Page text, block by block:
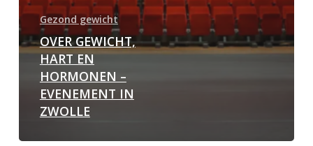
Gezond gewicht
OVER GEWICHT,
HART EN
HORMONEN –
EVENEMENT IN
ZWOLLE